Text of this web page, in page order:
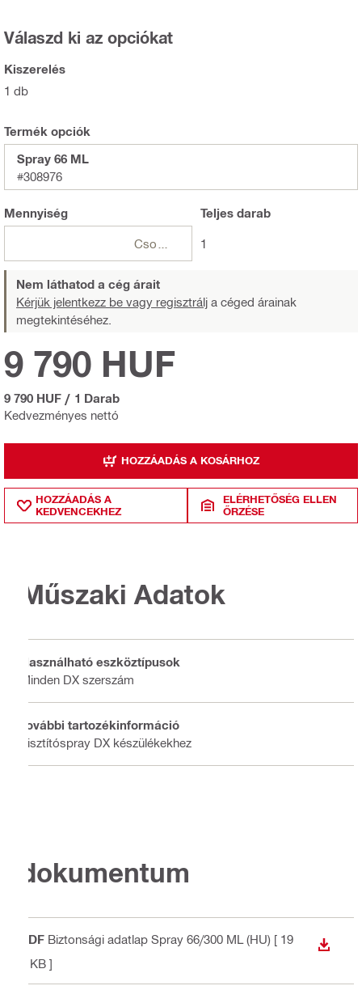
Válaszd ki az opciókat
Kiszerelés
1 db
Termék opciók
Spray 66 ML
#308976
Mennyiség Teljesdarab
1
Nem láthatod a cég árait
Kérjük jelentkezz be vagy regisztrálj a céged árainak
megtekintéséhez.
Kedvezményes nettó
9 790 HUF
9 790 HUF / 1 Darab
HOZZÁADÁS A KOSÁRHOZ
HOZZÁADÁS A
KEDVENCEKHEZ
ELÉRHETŐSÉG ELLEN
ŐRZÉSE
Műszaki Adatok
Használható eszköztípusok
Minden DX szerszám
További tartozékinformáció
Tisztítóspray DX készülékekhez
dokumentum
PDF Biztonsági adatlap Spray 66/300 ML (HU) [ 19
0 KB ]